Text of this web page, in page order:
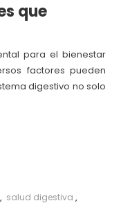
que
para el bienestar
factores pueden
digestivo no solo
, salud digestiva ,